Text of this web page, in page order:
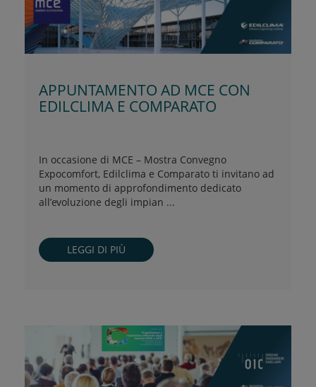
APPUNTAMENTO AD MCE CON
EDILCLIMA E COMPARATO
In occasione di MCE – Mostra Convegno
Expocomfort, Edilclima e Comparato ti invitano ad
un momento di approfondimento dedicato
all’evoluzione degli impian ...
LEGGI DI PIÙ